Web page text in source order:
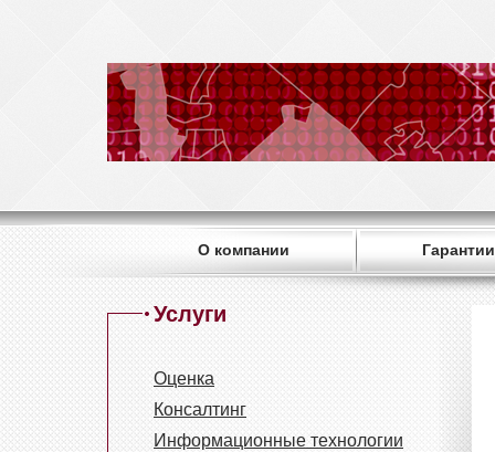
О компании
Услуги
Оценка
Консалтинг
Информационные технологии